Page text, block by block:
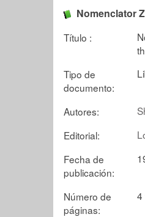
Nomenclator
Título :
Tipo de
documento:
Autores:
Editorial:
Fecha de
publicación:
Número de
páginas:
4